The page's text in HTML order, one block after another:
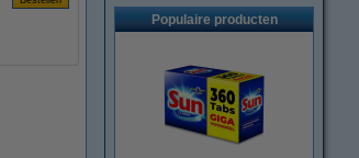
Populaire producten